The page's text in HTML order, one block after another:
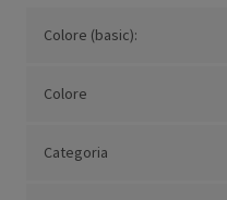
Colore (basic):
Colore
Categoria